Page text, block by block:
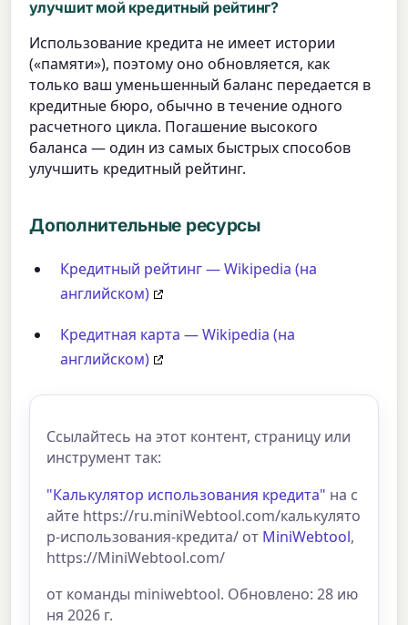
улучшит мой кредитный рейтинг?
Использование кредита не имеет истории
(«памяти»), поэтому оно обновляется, как
только ваш уменьшенный баланс передается в
кредитные бюро, обычно в течение одного
расчетного цикла. Погашение высокого
баланса — один из самых быстрых способов
улучшить кредитный рейтинг.
Дополнительные ресурсы
Кредитный рейтинг — Wikipedia (на
английском)
Кредитная карта — Wikipedia (на
английском)
Ссылайтесь на этот контент, страницу или
инструмент так:
"Калькулятор использования кредита" на с
айте https://ru.miniWebtool.com/калькулято
р-использования-кредита/ от MiniWebtool,
https://MiniWebtool.com/
от команды miniwebtool. Обновлено: 28 ию
ня 2026 г.